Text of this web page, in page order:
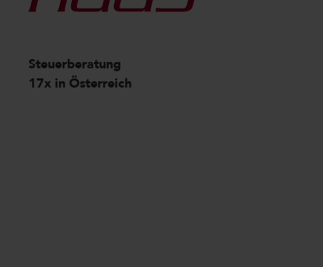
Steuerberatung
17x in Österreich